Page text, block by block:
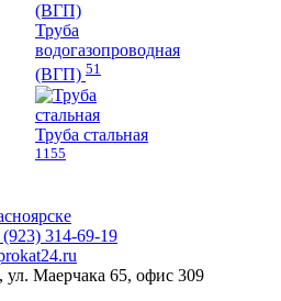
Труба
водогазопроводная
(ВГП) 51
Труба стальная
1155
314-69-19
ул. Маерчака 65, офис 309